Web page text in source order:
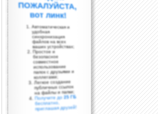
вот линк!
Автоматическая и
удобная
синхронизация
файлов на всех
ваших устройствах;
Простое и
безопасное
совместное
использование
папок с друзьями и
коллегами;
Легкое создание
публичных ссылок
на файлы и папки;
Получите до25 ГБ
бесплатно,
приглашая друзей!